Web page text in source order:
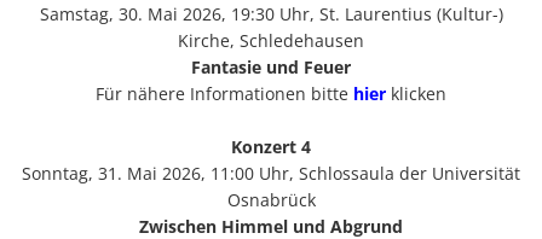
Samstag, 30. Mai 2026, 19:30 Uhr, St. Laurentius (Kultur-)
Kirche, Schledehausen
Fantasie und Feuer
Für nähere Informationen bitte hier klicken
Konzert 4
Sonntag, 31. Mai 2026, 11:00 Uhr, Schlossaula der Universität
Osnabrück
Zwischen Himmel und Abgrund